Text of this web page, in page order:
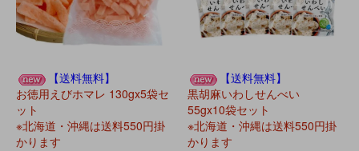
【送料無料】
お徳用えびホマレ 130gx5袋セ
ット
※北海道・沖縄は送料550円掛
かります
【送料無料】
黒胡麻いわしせんべい
55gx10袋セット
※北海道・沖縄は送料550円掛
かります